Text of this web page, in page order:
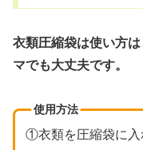
衣類圧縮袋は使い方
マでも大丈夫です。
使用方法
①衣類を圧縮袋に入